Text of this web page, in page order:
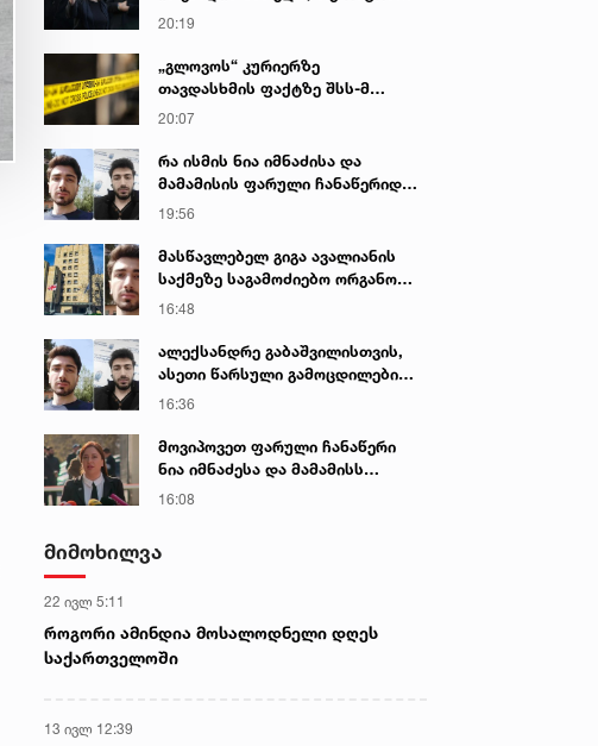
იყო ნია იმნაძე წამქეზებელი...“ -
20:19
„გლოვოს“ კურიერზე
თავდასხმის ფაქტზე შსს-მ
გამოძიება დაიწყო
20:07
რა ისმის ნია იმნაძისა და
მამამისის ფარული ჩანაწერიდან
- გიგა ავალიანის მკვლელობის
19:56
მასწავლებელ გიგა ავალიანის
საქმეზე საგამოძიებო ორგანო
დაკავებულ არასრულწლოვნებს -
ბერუაშვილს 30 დღის
განმავლობაში ფარულად
16:48
ალექსანდრე გაბაშვილისთვის,
ასეთი წარსული გამოცდილების
ადამიანისთვის ინფორმაციის
სექსუალურად ავიწროებდა,
ფაქტობრივად, წაქეზება იყო -
16:36
მოვიპოვეთ ფარული ჩანაწერი
ნია იმნაძესა და მამამისს
შორის, განიხილავდნენ, როგორ
არასწორად მოიქცა, თუმცა
ეპოქაში სხვანაირად ხდება -
პროკურორი
16:08
მიმოხილვა
22 ივლ 5:11
როგორი ამინდია მოსალოდნელი დღეს
საქართველოში
13 ივლ 12:39